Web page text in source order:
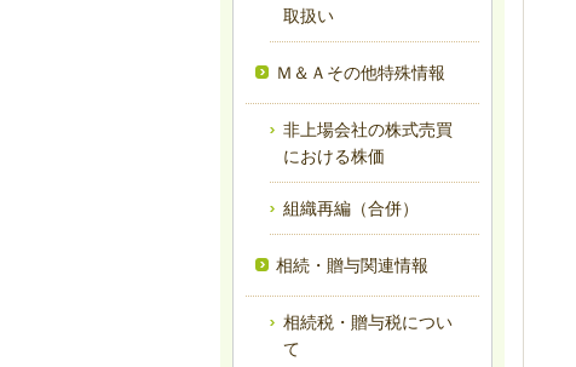
取扱い
Ｍ＆Ａその他特殊情報
非上場会社の株式売買
における株価
組織再編（合併）
相続・贈与関連情報
相続税・贈与税につい
て